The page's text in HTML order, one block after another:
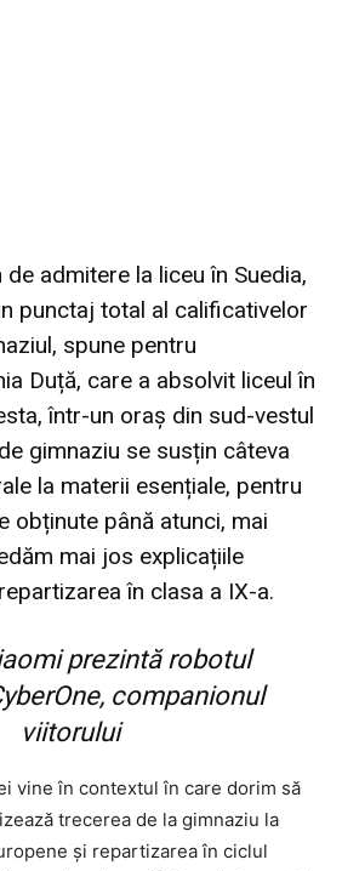
admitere la liceu în Suedia,
punctaj total al calificativelor
spune pentru
Duță, care a absolvit liceul în
într-un oraș din sud-vestul
gimnaziu se susțin câteva
la materii esențiale, pentru
obținute până atunci, mai
mai jos explicațiile
în clasa a IX-a.
prezintă robotul
companionul
viitorului
vine în contextul în care dorim să
trecerea de la gimnaziu la
și repartizarea în ciclul